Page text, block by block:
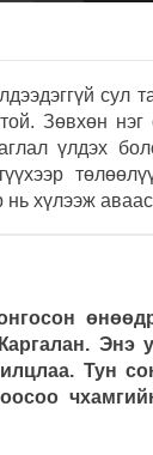
сул
Зөвхөн
үлдэх
нь хүлээж
Энэ
Тун